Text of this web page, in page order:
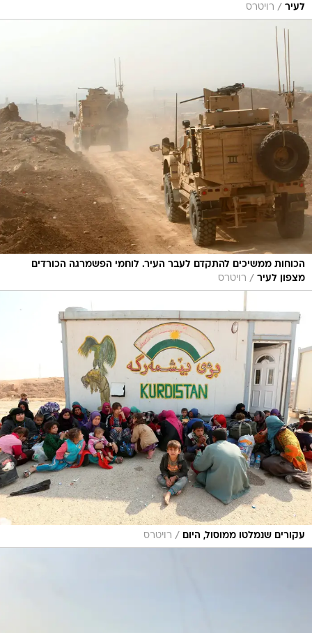
לעיר / רויטרס
הכוחות ממשיכים להתקדם לעבר העיר. לוחמי הפשמרגה הכורדים
מצפון לעיר / רויטרס
עקורים שנמלטו ממוסול, היום / רויטרס